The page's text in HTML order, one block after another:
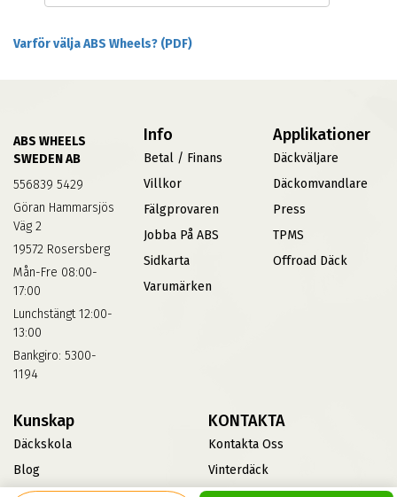
Varför välja ABS Wheels? (PDF)
ABS WHEELS
SWEDEN AB
556839 5429
Göran Hammarsjös
Väg 2
19572 Rosersberg
Mån-Fre 08:00-
17:00
Lunchstängt 12:00-
13:00
Bankgiro: 5300-
1194
Info
Betal / Finans
Villkor
Fälgprovaren
Jobba På ABS
Sidkarta
Varumärken
Applikationer
Däckväljare
Däckomvandlare
Press
TPMS
Offroad Däck
Kunskap
Däckskola
Blog
KONTAKTA
Kontakta Oss
Vinterdäck